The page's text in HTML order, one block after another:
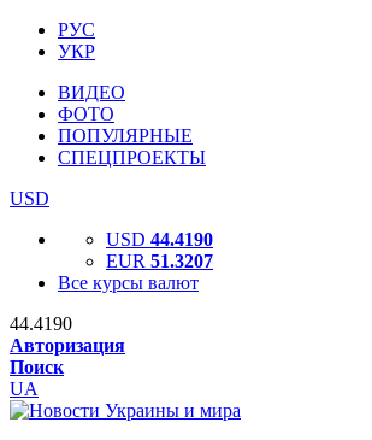
РУС
УКР
ВИДЕО
ФОТО
ПОПУЛЯРНЫЕ
СПЕЦПРОЕКТЫ
USD
USD 44.4190
EUR 51.3207
Все курсы валют
44.4190
Авторизация
Поиск
UA